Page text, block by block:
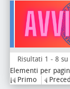
Risultati 1 - 8 su
Elementi per
Primo